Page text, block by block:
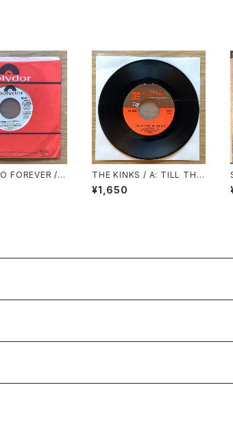
FOREVER /
JUNGLE W
THE KINKS / A: TILL THE
END OF THE DAY / B: WH
ERE HAVE ALL THE GOO
¥1,650